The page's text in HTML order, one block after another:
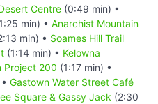
Centre (0:49 min) •
min) • Anarchist Mountain
min) • Soames Hill Trail
(1:14 min) • Kelowna
Project 200 (1:17 min) •
Gastown Water Street Café
Square & Gassy Jack (2:30